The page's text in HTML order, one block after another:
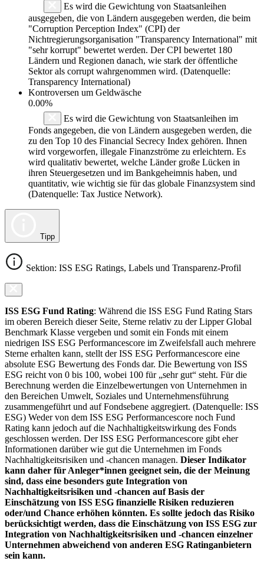
Es wird die Gewichtung von Staatsanleihen
ausgegeben, die von Ländern ausgegeben werden, die beim
"Corruption Perception Index" (CPI) der
Nichtregierungsorganisation "Transparency International" mit
"sehr korrupt" bewertet werden. Der CPI bewertet 180
Ländern und Regionen danach, wie stark der öffentliche
Sektor als corrupt wahrgenommen wird. (Datenquelle:
Transparency International)
Kontroversen um Geldwäsche
0.00%
Es wird die Gewichtung von Staatsanleihen im
Fonds angegeben, die von Ländern ausgegeben werden, die
zu den Top 10 des Financial Secrecy Index gehören. Ihnen
wird vorgeworfen, illegale Finanzströme zu erleichtern. Es
wird qualitativ bewertet, welche Länder große Lücken in
ihren Steuergesetzen und im Bankgeheimnis haben, und
quantitativ, wie wichtig sie für das globale Finanzsystem sind
(Datenquelle: Tax Justice Network).
Tipp
Sektion: ISS ESG Ratings, Labels und Transparenz-Profil
ISS ESG Fund Rating: Während die ISS ESG Fund Rating Stars
im oberen Bereich dieser Seite, Sterne relativ zu der Lipper Global
Benchmark Klasse vergeben und somit ein Fonds mit einem
niedrigen ISS ESG Performancescore im Zweifelsfall auch mehrere
Sterne erhalten kann, stellt der ISS ESG Performancescore eine
absolute ESG Bewertung des Fonds dar. Die Bewertung von ISS
ESG reicht von 0 bis 100, wobei 100 für „sehr gut“ steht. Für die
Berechnung werden die Einzelbewertungen von Unternehmen in
den Bereichen Umwelt, Soziales und Unternehmensführung
zusammengeführt und auf Fondsebene aggregiert. (Datenquelle: ISS
ESG) Weder von dem ISS ESG Performancescore noch Fund
Rating kann jedoch auf die Nachhaltigkeitswirkung des Fonds
geschlossen werden. Der ISS ESG Performancescore gibt eher
Informationen darüber wie gut die Unternehmen im Fonds
Nachhaltigkeitsrisiken und -chancen managen. Dieser Indikator
kann daher für Anleger*innen geeignet sein, die der Meinung
sind, dass eine besonders gute Integration von
Nachhaltigkeitsrisiken und -chancen auf Basis der
Einschätzung von ISS ESG finanzielle Risiken reduzieren
oder/und Chance erhöhen könnten. Es sollte jedoch das Risiko
berücksichtigt werden, dass die Einschätzung von ISS ESG zur
Integration von Nachhaltigkeitsrisiken und -chancen einzelner
Unternehmen abweichend von anderen ESG Ratinganbietern
sein kann.